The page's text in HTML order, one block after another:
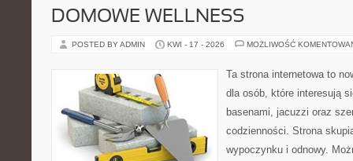
DOMOWE WELLNESS
POSTED BY ADMIN KWI - 17 - 2026 MOŻLIWOŚĆ
Ta strona internetowa to
dla osób, które interesują
basenami, jacuzzi oraz
codzienności. Strona
wypoczynku i odnowy.